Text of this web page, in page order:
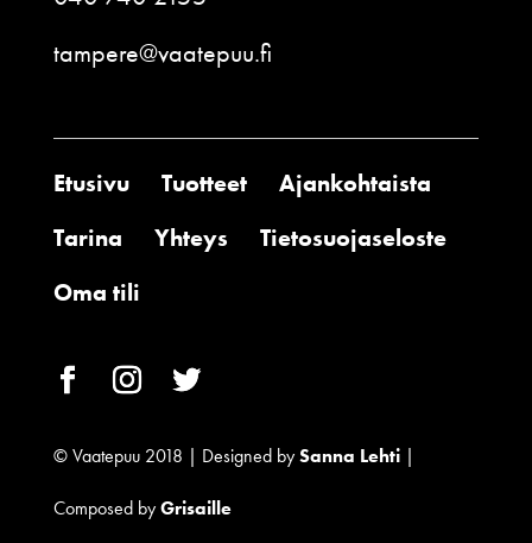
tampere@vaatepuu.fi
Etusivu Tuotteet
Ajankohtaista
Tarina
Yhteys
Tietosuojaseloste
Oma tili
© Vaatepuu 2018 | Designed bySanna Lehti|
Composed byGrisaille